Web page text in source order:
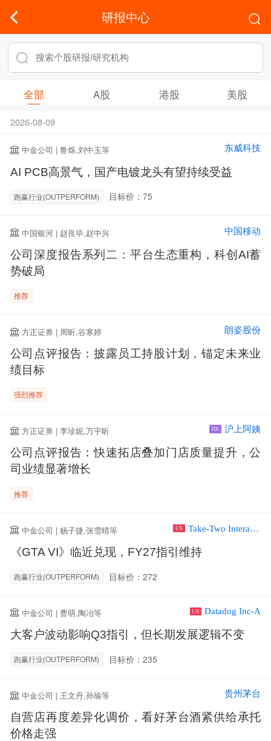
研报中心
全部 A股 港股 美股
2026-08-09
中金公司 | 鲁烁,刘中玉等 东威科技
AI PCB高景气，国产电镀龙头有望持续受益
跑赢行业(OUTPERFORM) 目标价：75
中国银河 | 赵良毕,赵中兴 中国移动
公司深度报告系列二：平台生态重构，科创AI蓄
势破局
推荐
方正证券 | 周昕,谷寒婷 朗姿股份
公司点评报告：披露员工持股计划，锚定未来业
绩目标
强烈推荐
方正证券 | 李珍妮,万宇昕 HK 沪上阿姨
公司点评报告：快速拓店叠加门店质量提升，公
司业绩显著增长
推荐
中金公司 | 杨子捷,张雪晴等 US Take-Two Interactive Software Inc
《GTA VI》临近兑现，FY27指引维持
跑赢行业(OUTPERFORM) 目标价：272
中金公司 | 曹萌,陶冶等 US Datadog Inc-A
大客户波动影响Q3指引，但长期发展逻辑不变
跑赢行业(OUTPERFORM) 目标价：235
中金公司 | 王文丹,孙瑜等 贵州茅台
自营店再度差异化调价，看好茅台酒紧供给承托
价格走强